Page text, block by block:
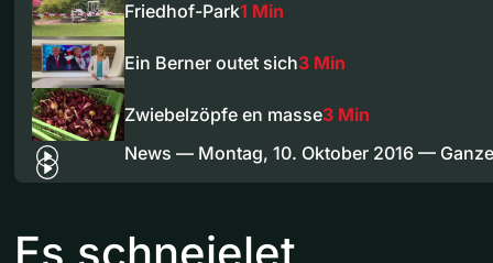
Friedhof-Park1 Min
Ein Berner outet sich3 Min
Zwiebelzöpfe en masse3 Min
News — Montag, 10. Oktober 2016 —
Es schneielet